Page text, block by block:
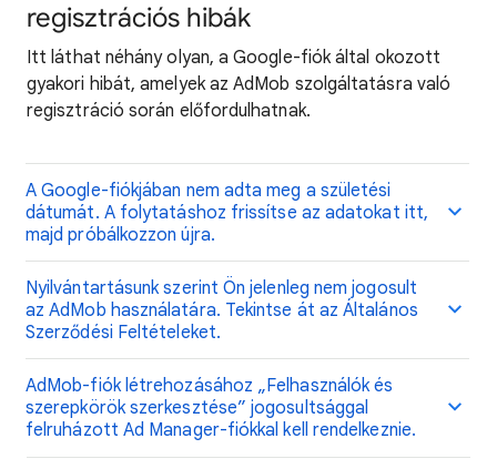
regisztrációs hibák
Itt láthat néhány olyan, a Google-fiók által okozott
gyakori hibát, amelyek az AdMob szolgáltatásra való
regisztráció során előfordulhatnak.
A Google-fiókjában nem adta meg a születési
dátumát. A folytatáshoz frissítse az adatokat itt,
majd próbálkozzon újra.
Nyilvántartásunk szerint Ön jelenleg nem jogosult
az AdMob használatára. Tekintse át az Általános
Szerződési Feltételeket.
AdMob-fiók létrehozásához „Felhasználók és
szerepkörök szerkesztése” jogosultsággal
felruházott Ad Manager-fiókkal kell rendelkeznie.